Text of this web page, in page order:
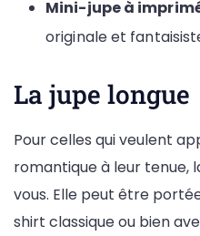
Mini-jupe à
originale et
La jupe longue
Pour celles qui veulent
romantique à leur tenue,
vous. Elle peut être
shirt classique ou bien